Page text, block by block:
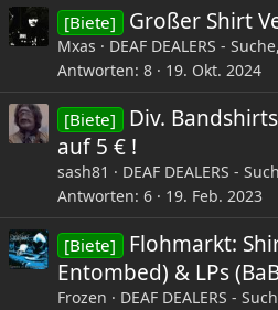
[Biete] Großer Shirt
Mxas
DEAF DEALERS -
Antworten 8 19. Okt. 2024
[Biete]
Div.
auf 5 € !
sash81
DEAF DEALERS -
Antworten 6 19. Feb. 2023
[Biete]
Flohmarkt:
Entombed) & LPs
Frozen
DEAF DEALERS -